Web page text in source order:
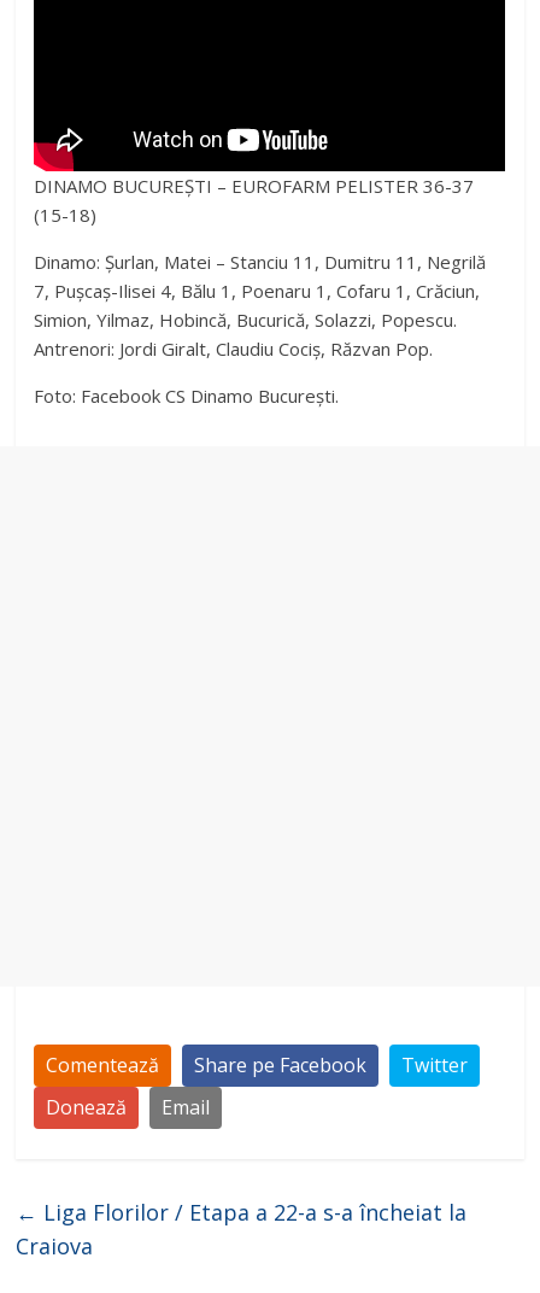
DINAMO BUCUREȘTI – EUROFARM PELISTER 36-37
(15-18)
Dinamo: Șurlan, Matei – Stanciu 11, Dumitru 11, Negrilă
7, Pușcaș-Ilisei 4, Bălu 1, Poenaru 1, Cofaru 1, Crăciun,
Simion, Yilmaz, Hobincă, Bucurică, Solazzi, Popescu.
Antrenori: Jordi Giralt, Claudiu Cociș, Răzvan Pop.
Foto: Facebook CS Dinamo București.
Comentează Share pe Facebook
Twitter
Donează
Email
← Liga Florilor / Etapa a 22-a s-a încheiat la
Craiova